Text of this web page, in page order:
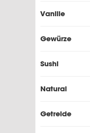
Vanille
Gewürze
Sushi
Natural
Getreide